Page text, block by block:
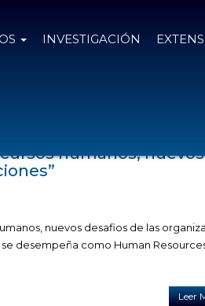
INVESTIGACIÓN
humanos, nuevos
nuevos desafios de las
desempeña como Human
Leer